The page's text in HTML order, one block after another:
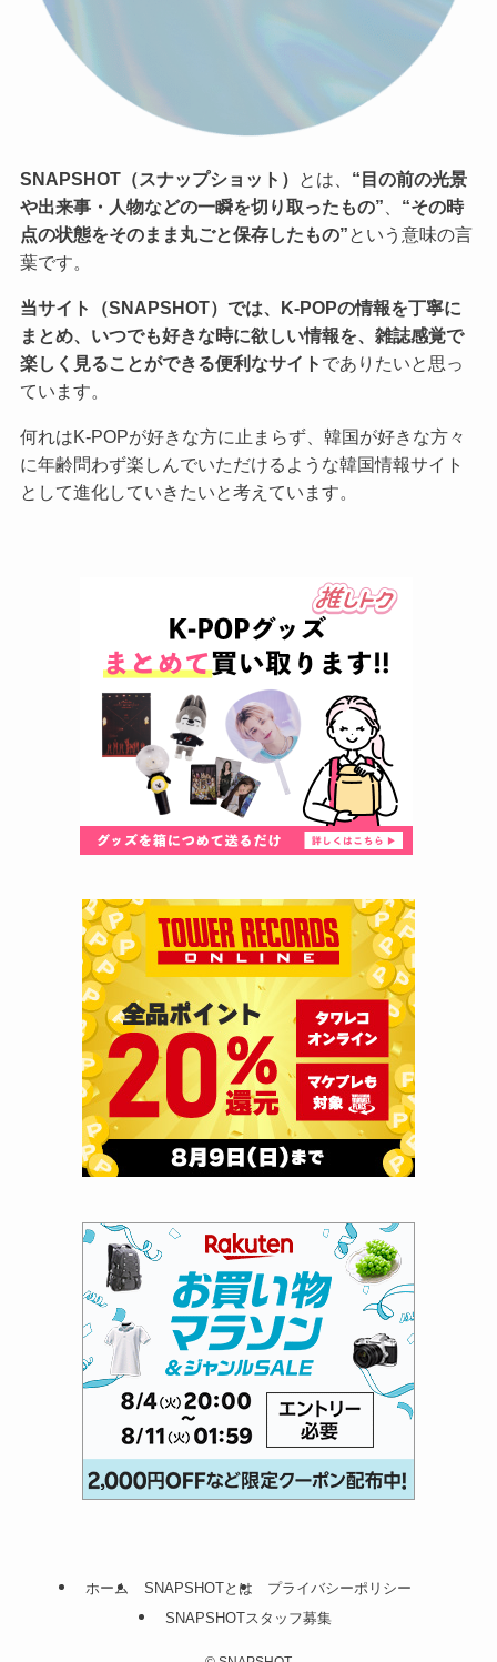
SNAPSHOT（スナップショット） とは、 “目の前の光景
や出来事・人物などの一瞬を切り取ったもの”
“その時
点の状態をそのまま丸ごと保存したもの”という意味の言
葉です。
当サイト（SNAPSHOT）では、K-POPの情報を丁寧に
まとめ、いつでも好きな時に欲しい情報を、雑誌感覚で
楽しく見ることができる便利なサイト でありたいと思っ
ています。
何れはK-POPが好きな方に止まらず、韓国が好きな方々
に年齢問わず楽しんでいただけるような韓国情報サイト
として進化していきたいと考えています。
ホーム SNAPSHOTとは
プライバシーポリシー
SNAPSHOTスタッフ募集